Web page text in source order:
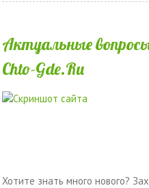
Актуальные
Chto-Gde.Ru
Хотите знать много нового?